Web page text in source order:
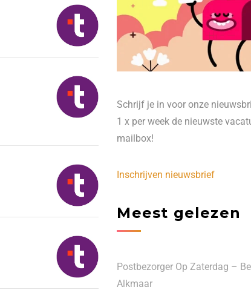
Schrijf je in voor onze
1 x per week de nieuwste
mailbox!
Inschrijven nieuwsbrief
Meest gelezen
Postbezorger Op Zaterdag –
Alkmaar